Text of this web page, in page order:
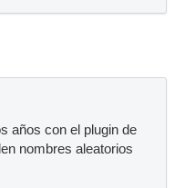
años con el plugin de
nombres aleatorios